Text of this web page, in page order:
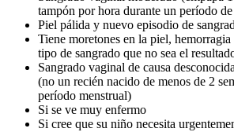
tampón por hora durante un período
Piel pálida y nuevo episodio de
Tiene moretones en la piel,
tipo de sangrado que no sea el
Sangrado vaginal de causa
(no un recién nacido de menos de 2
período menstrual)
Si se ve muy enfermo
Si cree que su niño necesita